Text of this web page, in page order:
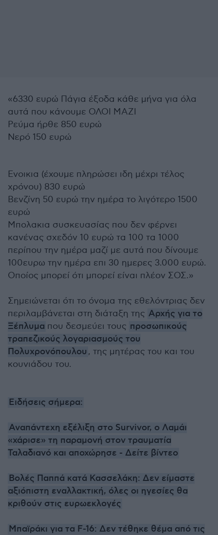
«6330 ευρώ Πάγια έξοδα κάθε μήνα για όλα
αυτά που κάνουμε ΟΛΟΙ ΜΑΖΙ
Ρεύμα ήρθε 850 ευρώ
Νερό 150 ευρώ
Ενοικια (έχουμε πληρώσει ιδη μέχρι τέλος
χρόνου) 830 ευρώ
Βενζίνη 50 ευρώ την ημέρα το λιγότερο 1500
ευρώ
Μπολακια συσκευασίας που δεν φέρνει
κανένας σχεδόν 10 ευρώ τα 100 τα 1000
περίπου την ημέρα μαζί με αυτά που δίνουμε
100ευρω την ημέρα επι 30 ημερες 3.000 ευρώ.
Οποίος μπορεί ότι μπορεί είναι πλέον ΣΟΣ.»
Σημειώνεται ότι το όνομα της εθελόντριας δεν
περιλαμβάνεται στη διάταξη της Αρχής για το
Ξέπλυμα που δεσμεύει τους προσωπικούς
τραπεζικούς λογαριασμούς του
Πολυχρονόπουλου , της μητέρας του και του
κουνιάδου του.
Ειδήσεις σήμερα:
Αναπάντεχη εξέλιξη στο Survivor, ο Λαμάι
«χάρισε» τη παραμονή στον τραυματία
Ταλαδιανό και αποχώρησε - Δείτε βίντεο
Βολές Παππά κατά Κασσελάκη: Δεν είμαστε
αξιόπιστη εναλλακτική, όλες οι ηγεσίες θα
κριθούν στις ευρωεκλογές
Μπαϊράκι για τα F-16: Δεν τέθηκε θέμα από τις